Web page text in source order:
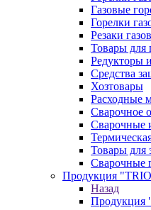
Газовые
Горелки
Резаки
Товары для
Редукторы
Средства
Хозтовары
Расходные
Сварочное
Сварочные
Товары для
Сварочные
Продукция
Назад
Продукция